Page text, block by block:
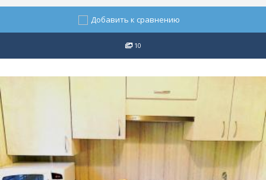
Добавить к сравнению
10